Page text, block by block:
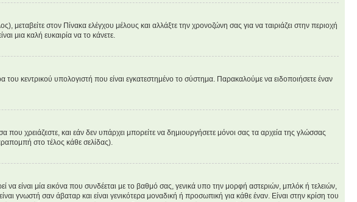
μεταβείτε στον Πίνακα ελέγχου μέλους και αλλάξτε την χρονοζώνη σας για να ταιριάζει στην περιοχή
μια καλή ευκαιρία να το κάνετε.
του κεντρικού υπολογιστή που είναι εγκατεστημένο το σύστημα. Παρακαλούμε να ειδοποιήσετε έναν
που χρειάζεστε, και εάν δεν υπάρχει μπορείτε να δημιουργήσετε μόνοι σας τα αρχεία της γλώσσας
στο τέλος κάθε σελίδας).
είναι μία εικόνα που συνδέεται με το βαθμό σας, γενικά υπο την μορφή αστεριών, μπλόκ ή τελειών,
γνωστή σαν άβαταρ και είναι γενικότερα μοναδική ή προσωπική για κάθε έναν. Είναι στην κρίση του